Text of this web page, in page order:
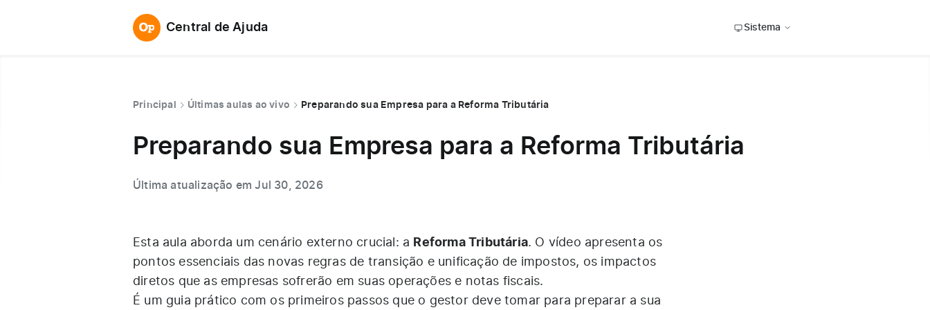
Central de Ajuda Sistema
Principal Últimas aulas ao vivo Preparando sua Empresa para a Reforma Tributária
Preparando sua Empresa para a Reforma Tributária
Última atualização em Jul 30, 2026
Esta aula aborda um cenário externo crucial: a Reforma Tributária. O vídeo apresenta os
pontos essenciais das novas regras de transição e unificação de impostos, os impactos
diretos que as empresas sofrerão em suas operações e notas fiscais.
É um guia prático com os primeiros passos que o gestor deve tomar para preparar a sua